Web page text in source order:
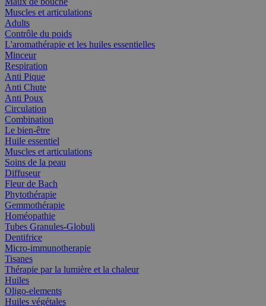
Muscles et articulations
Adults
Contrôle du poids
L'aromathérapie et les huiles essentielles
Minceur
Respiration
Anti Pique
Anti Chute
Anti Poux
Circulation
Combination
Le bien-être
Huile essentiel
Muscles et articulations
Soins de la peau
Diffuseur
Fleur de Bach
Phytothérapie
Gemmothérapie
Homéopathie
Tubes Granules-Globuli
Dentifrice
Micro-immunotherapie
Tisanes
Thérapie par la lumière et la chaleur
Huiles
Oligo-elements
Huiles végétales